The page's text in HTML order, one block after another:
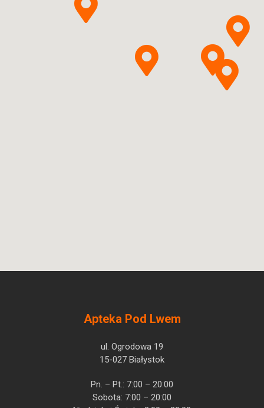
Apteka Pod Lwem
ul. Ogrodowa 19
15-027 Białystok
Pn. – Pt.: 7:00 – 20:00
Sobota: 7:00 – 20:00